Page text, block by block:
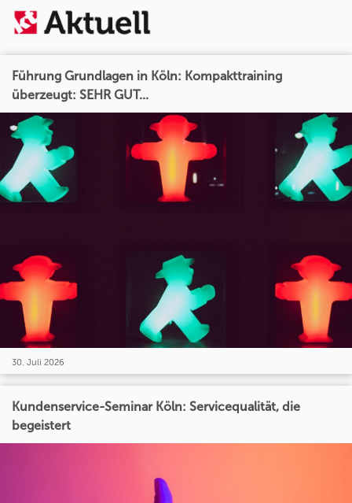
Führung Grundlagen in Köln: Kompakttraining
überzeugt: SEHR GUT...
30. Juli 2026
Kundenservice-Seminar Köln: Servicequalität, die
begeistert